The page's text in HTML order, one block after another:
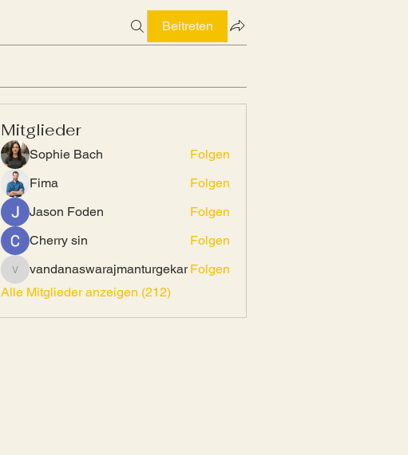
Beitreten
Mitglieder
Sophie Bach
Folgen
Fima
Folgen
Jason Foden
Folgen
Cherry sin
Folgen
vandanaswarajmanturgekar
vandanaswarajmanturgekar Folgen
Alle Mitglieder anzeigen (212)